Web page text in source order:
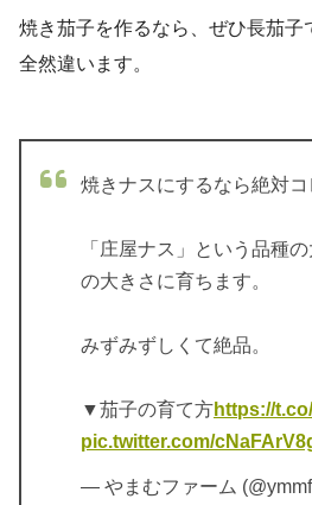
焼き茄子を作るなら、ぜひ長茄子
全然違います。
焼きナスにするなら絶対コ
「庄屋ナス」という品種
の大きさに育ちます。
みずみずしくて絶品。
▼茄子の育て方https://
pic.twitter.com/
— やまむファーム